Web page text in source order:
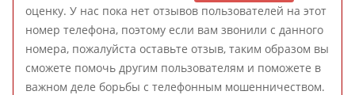
оценку. У нас пока нет отзывов пользователей на этот
номер телефона, поэтому если вам звонили с данного
номера, пожалуйста оставьте отзыв, таким образом вы
сможете помочь другим пользователям и поможете в
важном деле борьбы с телефонным мошенничеством.